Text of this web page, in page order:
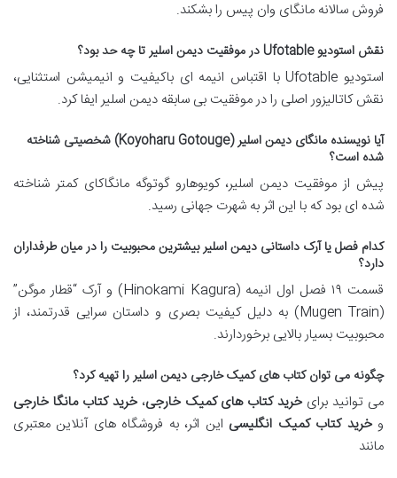
فروش سالانه مانگای وان پیس را بشکند.
نقش استودیو Ufotable در موفقیت دیمن اسلیر تا چه حد بود؟
استودیو Ufotable با اقتباس انیمه ای باکیفیت و انیمیشن استثنایی،
نقش کاتالیزور اصلی را در موفقیت بی سابقه دیمن اسلیر ایفا کرد.
آیا نویسنده مانگای دیمن اسلیر (Koyoharu Gotouge) شخصیتی شناخته
شده است؟
پیش از موفقیت دیمن اسلیر، کویوهارو گوتوگه مانگاکای کمتر شناخته
شده ای بود که با این اثر به شهرت جهانی رسید.
کدام فصل یا آرک داستانی دیمن اسلیر بیشترین محبوبیت را در میان طرفداران
دارد؟
قسمت ۱۹ فصل اول انیمه (Hinokami Kagura) و آرک “قطار موگن”
(Mugen Train) به دلیل کیفیت بصری و داستان سرایی قدرتمند، از
محبوبیت بسیار بالایی برخوردارند.
چگونه می توان کتاب های کمیک خارجی دیمن اسلیر را تهیه کرد؟
می توانید برایخرید کتاب های کمیک خارجی،خرید کتاب مانگا خارجی
وخرید کتاب کمیک انگلیسی این اثر، به فروشگاه های آنلاین معتبری
مانند